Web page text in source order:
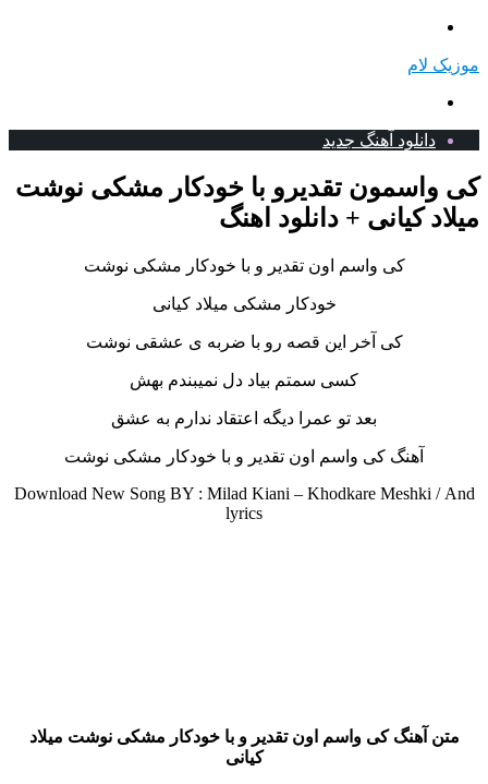
موزیک لام
دانلود آهنگ جدید
کی واسمون تقدیرو با خودکار مشکی نوشت
میلاد کیانی + دانلود اهنگ
کی واسم اون تقدیر و با خودکار مشکی نوشت
خودکار مشکی میلاد کیانی
کی آخر این قصه رو با ضربه ی عشقی نوشت
کسی سمتم بیاد دل نمیبندم بهش
بعد تو عمرا دیگه اعتقاد ندارم به عشق
آهنگ کی واسم اون تقدیر و با خودکار مشکی نوشت
Download New Song BY : Milad Kiani – Khodkare Meshki / And
lyrics
متن آهنگ کی واسم اون تقدیر و با خودکار مشکی نوشت میلاد
کیانی